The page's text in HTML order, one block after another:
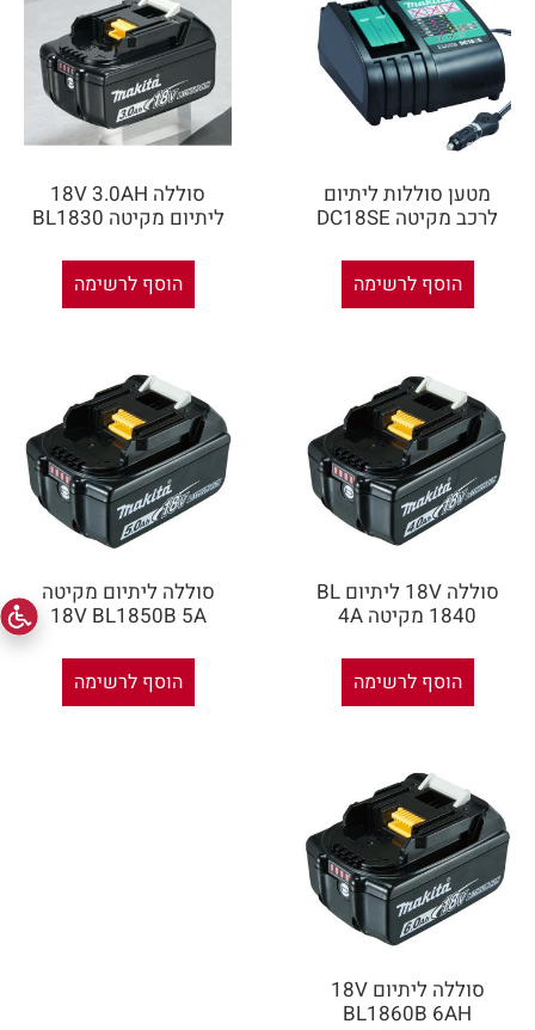
מטען סוללות ליתיום
לרכב מקיטה DC18SE
הוסף לרשימה
סוללה 18V 3.0AH
ליתיום מקיטה BL1830
הוסף לרשימה
סוללה 18V ליתיום BL
1840 מקיטה 4A
הוסף לרשימה
סוללה ליתיום מקיטה
18V BL1850B 5A
הוסף לרשימה
סוללה ליתיום 18V
BL1860B 6AH